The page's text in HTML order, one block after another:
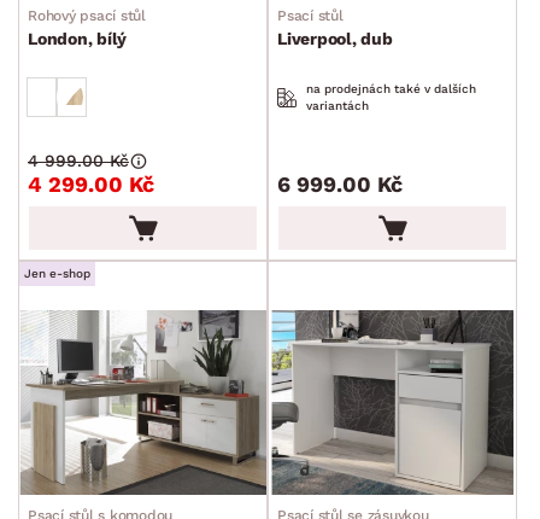
Barové stoly
Pracovní stoly
Psací stoly
Rohové psací stoly
Dětské stolky
Křesla a sezení
Židle a lavice
Postele
Šatní skříně
Rošty
Matrace
Komody, skříňky a vitríny
Bytové doplňky
Sedací soupravy a pohovky
Sestavy a stěny
Drobný nábytek
Spotřebiče
BARVA
DEKOR
Rohový psací stůl
London, bílý
4 299.00 Kč
4 999.00 Kč
Psací stůl
Liverpool, dub
na prodejnách také v dalších
variantách
6 999.00 Kč
Jen e-shop
Psací stůl s komodou Psací stůl se zásuvkou